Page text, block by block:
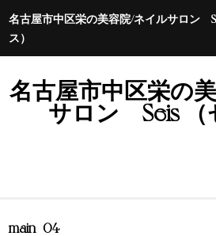
名古屋市中区栄の美容院/ネイルサロン
ス）
名古屋市中区栄の
サロン Seis （
ホーム
main_04